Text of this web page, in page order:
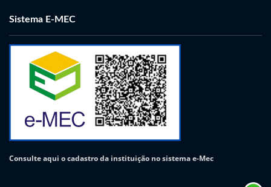
Sistema E-MEC
Consulte aqui o cadastro da instituição no sistema e-Mec